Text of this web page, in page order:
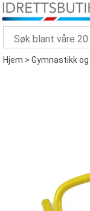
Hjem>Gymnastikk